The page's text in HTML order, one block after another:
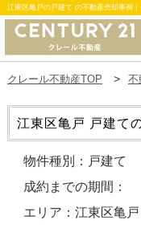
江東区亀戸の戸建て の不動産売却事例
クレール不動産TOP 不
江東区亀戸 戸建て
物件種別：戸建て
成約までの期間：
エリア：江東区亀戸